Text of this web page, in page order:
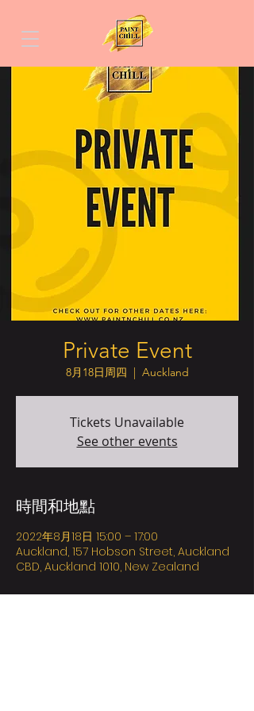
Private Event
8月18日周四
  |
Auckland
Tickets Unavailable
See other events
時間和地點
2022年8月18日 15:00 – 17:00
Auckland, 157 Hobson Street, Auckland
CBD, Auckland 1010, New Zealand